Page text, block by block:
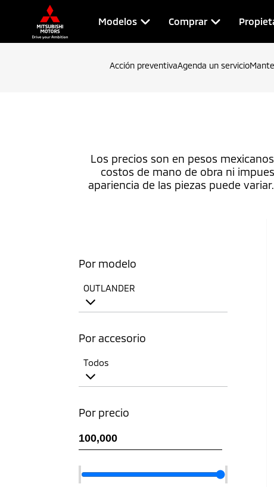
Modelos Comprar
Acción preventivaAgenda un servicio
Los precios son en pesos
costos de mano de obra ni
apariencia de las piezas puede
Por modelo
OUTLANDER
Por accesorio
Todos
Por precio